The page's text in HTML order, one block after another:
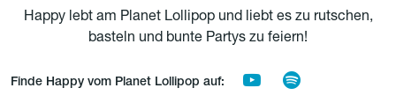
Happy lebt am Planet Lollipop und liebt es zu rutschen,
basteln und bunte Partys zu feiern!
Finde Happy vom Planet Lollipop auf: